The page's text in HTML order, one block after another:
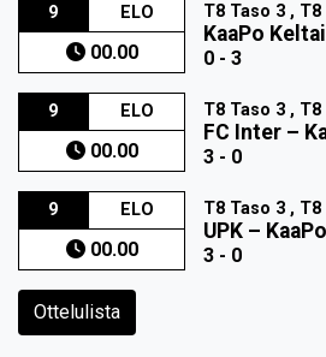
9 ELO
00.00
T8 Taso 3 , T8
KaaPo
0 - 3
9 ELO
00.00
T8 Taso 3 , T8
FC Inter –
3 - 0
9 ELO
00.00
T8 Taso 3 , T8
UPK –
3 - 0
Ottelulista